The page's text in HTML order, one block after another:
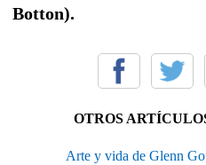
Botton).
OTROS
Arte y vida de Glenn